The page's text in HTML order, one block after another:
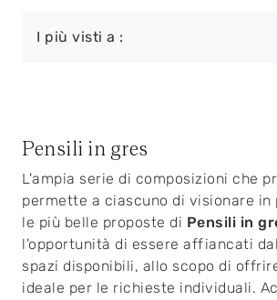
I più visti a :
Pensili in gres
L'ampia serie di composizioni che
permette a ciascuno di visionare in
le più belle proposte di Pensili in
l'opportunità di essere affiancati
spazi disponibili, allo scopo di
ideale per le richieste individuali.